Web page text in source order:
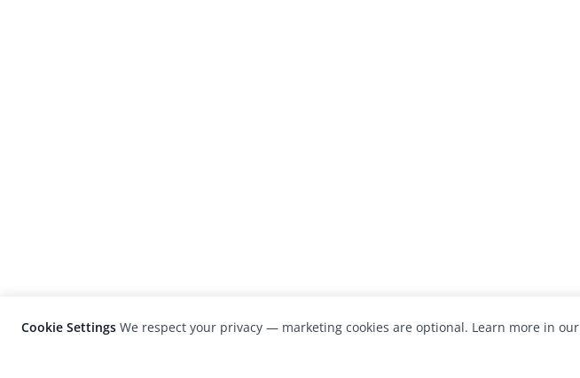
Cookie Settings We respect your privacy — marketing cookies are optional. Learn more in our